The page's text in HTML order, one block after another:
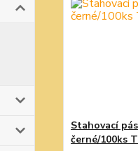
Stahovací
černé/100ks